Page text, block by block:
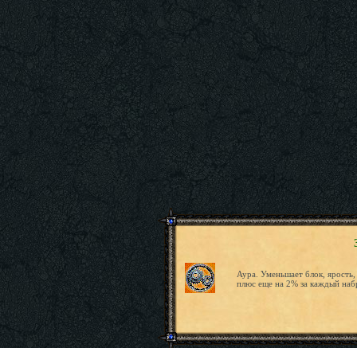
Аура. Уменьшает блок,
плюс еще на 2% за каждый